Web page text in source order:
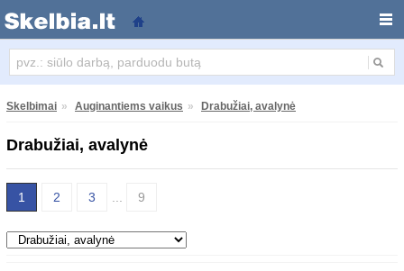
Skelbimai » Auginantiems vaikus » Drabužiai, avalynė
Drabužiai, avalynė
1 2 3 9